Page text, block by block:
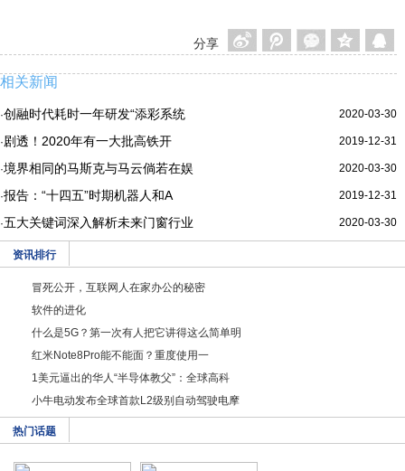
分享
相关新闻
2020-03-30
·创融时代耗时一年研发“添彩系统
2019-12-31
·剧透！2020年有一大批高铁开
2020-03-30
·境界相同的马斯克与马云倘若在娱
2019-12-31
·报告：“十四五”时期机器人和A
2020-03-30
·五大关键词深入解析未来门窗行业
资讯排行
冒死公开，互联网人在家办公的秘密
软件的进化
什么是5G？第一次有人把它讲得这么简单明
红米Note8Pro能不能面？重度使用一
1美元逼出的华人“半导体教父”：全球高科
小牛电动发布全球首款L2级别自动驾驶电摩
热门话题